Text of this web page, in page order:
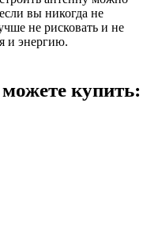
вы никогда не
не рисковать и не
и энергию.
купить: